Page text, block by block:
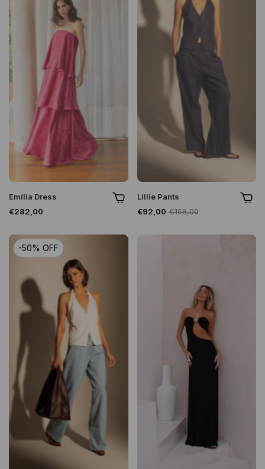
Emília Dress
€282,00
Lillie Pants
€92,00 €158,00
-50% OFF